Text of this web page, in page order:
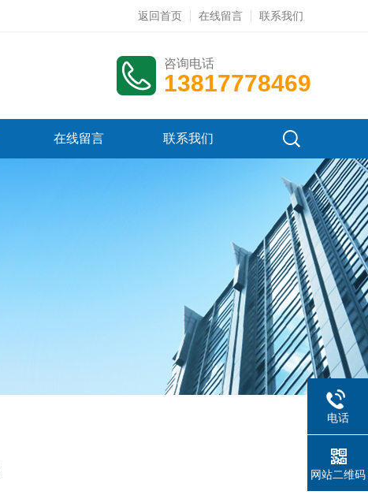
返回首页 在线留言 联系我们
咨询电话
13817778469
在线留言 联系我们
电话
网站二维码